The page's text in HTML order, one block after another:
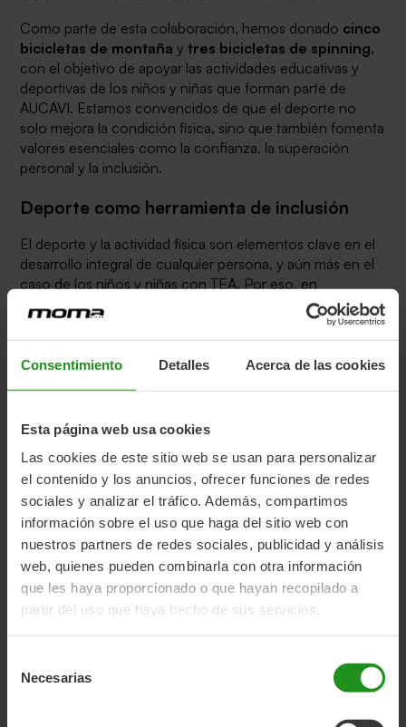
Consentimiento Detalles Acerca de las cookies
Esta página web usa cookies
Las cookies de este sitio web se usan para personalizar
el contenido y los anuncios, ofrecer funciones de redes
sociales y analizar el tráfico. Además, compartimos
información sobre el uso que haga del sitio web con
nuestros partners de redes sociales, publicidad y análisis
web, quienes pueden combinarla con otra información
que les haya proporcionado o que hayan recopilado a
partir del uso que haya hecho de sus servicios.
Necesarias
Como parte de esta colaboración, hemos donado cinco
bicicletas de montaña ytres bicicletas de spinning,
con el objetivo de apoyar las actividades educativas y
deportivas de los niños y niñas que forman parte de
AUCAVI. Estamos convencidos de que el deporte no
solo mejora la condición física, sino que también fomenta
valores esenciales como la confianza, la superación
personal y la inclusión.
Deporte como herramienta de inclusión
El deporte y la actividad física son elementos clave en el
desarrollo integral de cualquier persona, y aún más en el
caso de los niños y niñas con TEA. Por eso, en
hemos querido aportar nuestro granito de
arena para facilitar el acceso a estas herramientas. Con
las bicicletas de montaña, los jóvenes podrán disfrutar de
actividades al aire libre que estimulen sus sentidos,
ofrecerán una opción para disfrutar del ejercicio físico en
un entorno controlado y seguro.
AUCAVI: un trabajo excepcional
La labor de AUCAVIha sido fundamental para promover
la sensibilización y la inclusión de las personas con TEA.
Sus programas educativos y terapéuticos están
diseñados para ofrecer a estos niños y niñas un espacio
donde puedan crecer, aprender y desarrollarse a su
propio ritmo. Desde Momabikes , queremos mostrar
nuestro reconocimiento y admiración por su esfuerzo
diario en la construcción de un mundo más inclusivo y
accesible.
Nuestro compromiso con las comunidades